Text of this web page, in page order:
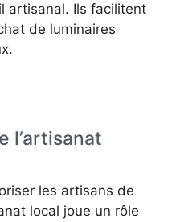
artisanal. Ils facilitent
de luminaires
l’artisanat
les artisans de
local joue un rôle